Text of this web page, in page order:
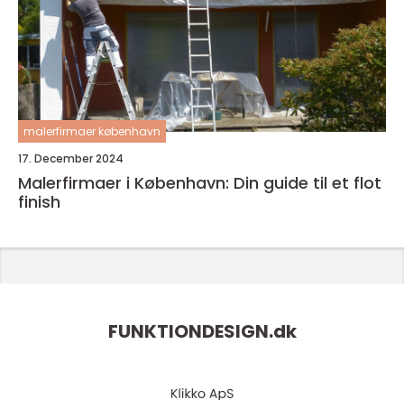
malerfirmaer københavn
17. December 2024
Malerfirmaer i København: Din guide til et flot
finish
FUNKTIONDESIGN.dk